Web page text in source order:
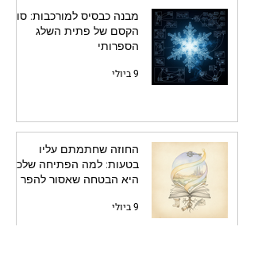
מבנה כבסיס למורכבות: סוד
הקסם של פתית השלג
הספרותי
9 ביולי
החוזה שחתמתם עליו
בטעות: למה הפתיחה שלכם
היא הבטחה שאסור להפר
9 ביולי